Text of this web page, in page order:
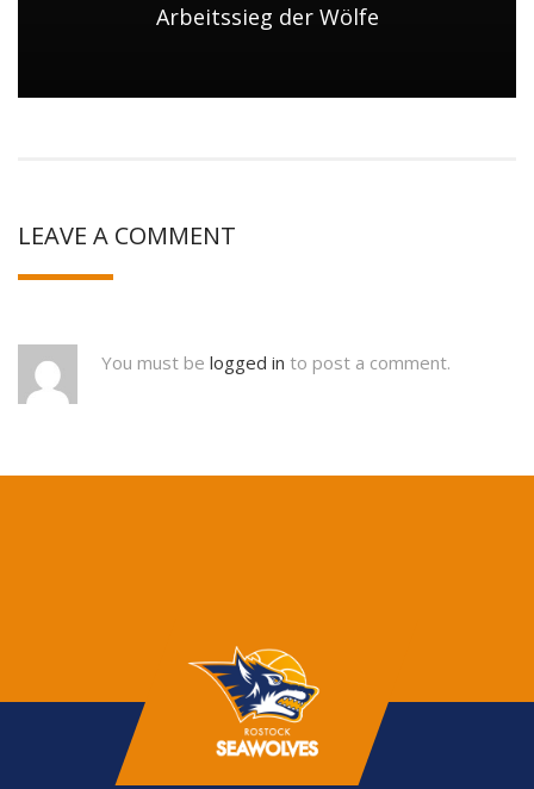
Arbeitssieg der Wölfe
LEAVE A COMMENT
You must be logged in to post a comment.